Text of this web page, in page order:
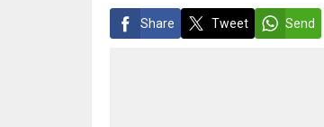
Share Tweet Send